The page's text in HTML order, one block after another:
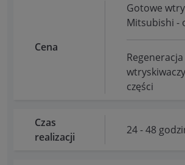
Cena
Gotowe
Mitsubishi -
Regeneracja
wtryskiwaczy
części
Czas
realizacji
24 - 48